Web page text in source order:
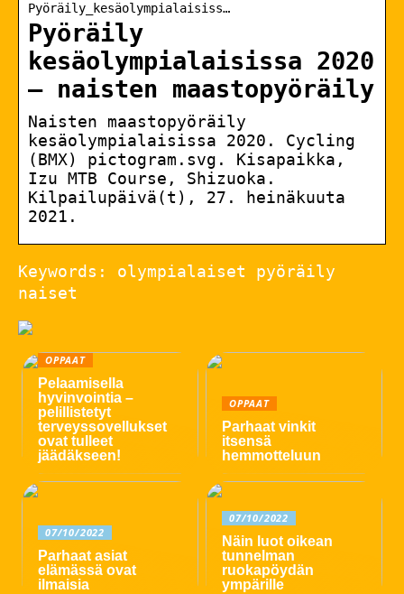
Pyöräily_kesäolympialaisiss…
Pyöräily
kesäolympialaisissa 2020
– naisten maastopyöräily
Naisten maastopyöräily
kesäolympialaisissa 2020. Cycling
(BMX) pictogram.svg. Kisapaikka,
Izu MTB Course, Shizuoka.
Kilpailupäivä(t), 27. heinäkuuta
2021.
Keywords: olympialaiset pyöräily
naiset
OPPAAT
Pelaamisella
hyvinvointia –
pelillistetyt
terveyssovellukset
ovat tulleet
jäädäkseen!
OPPAAT
Parhaat vinkit
itsensä
hemmotteluun
07/10/2022
Parhaat asiat
elämässä ovat
ilmaisia
07/10/2022
Näin luot oikean
tunnelman
ruokapöydän
ympärille